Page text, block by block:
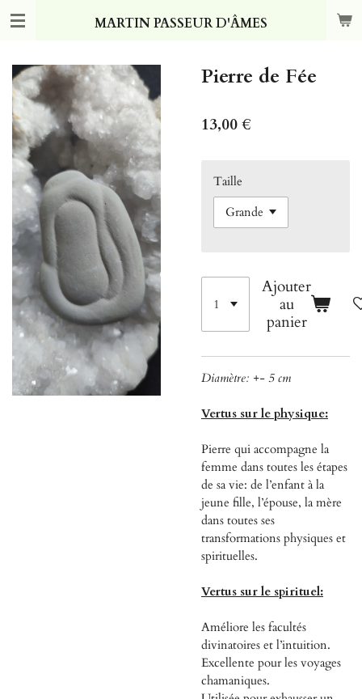
Passer
principal
MARTIN PASSEUR D'ÂMES
Pierre de Fée
13,00 €
Taille
Ajouter
au
panier
Diamètre: +- 5 cm
Vertus sur le physique:
Pierre qui accompagne la
femme dans toutes les étapes
de sa vie: de l’enfant à la
jeune fille, l’épouse, la mère
dans toutes ses
transformations physiques et
spirituelles.
Vertus sur le spirituel:
Améliore les facultés
divinatoires et l’intuition.
Excellente pour les voyages
chamaniques.